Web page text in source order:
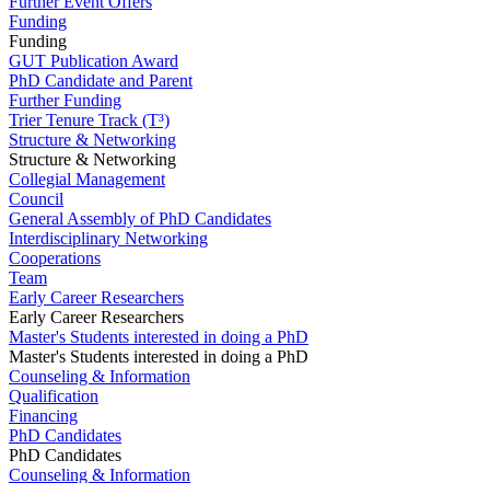
Funding
Funding
GUT Publication Award
PhD Candidate and Parent
Further Funding
Trier Tenure Track (T³)
Structure & Networking
Structure & Networking
Collegial Management
Council
General Assembly of PhD Candidates
Interdisciplinary Networking
Cooperations
Team
Early Career Researchers
Early Career Researchers
Master's Students interested in doing a PhD
Master's Students interested in doing a PhD
Counseling & Information
Qualification
Financing
PhD Candidates
PhD Candidates
Counseling & Information